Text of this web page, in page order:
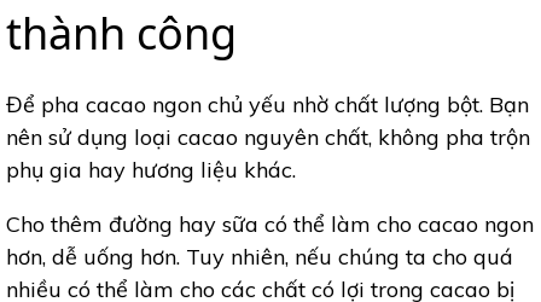
thành công
Để pha cacao ngon chủ yếu nhờ chất lượng bột. Bạn
nên sử dụng loại cacao nguyên chất, không pha trộn
phụ gia hay hương liệu khác.
Cho thêm đường hay sữa có thể làm cho cacao ngon
hơn, dễ uống hơn. Tuy nhiên, nếu chúng ta cho quá
nhiều có thể làm cho các chất có lợi trong cacao bị